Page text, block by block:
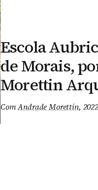
Escola
de Morais,
Morettin
ComAndrade Morettin, 2022